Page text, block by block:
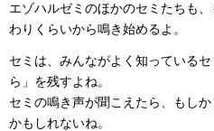
エゾハルゼミのほかのセミたちも
わりくらいから鳴き始めるよ。
セミは、みんながよく知っている
ら」を残すよね。
セミの鳴き声が聞こえたら、もし
かもしれないね。